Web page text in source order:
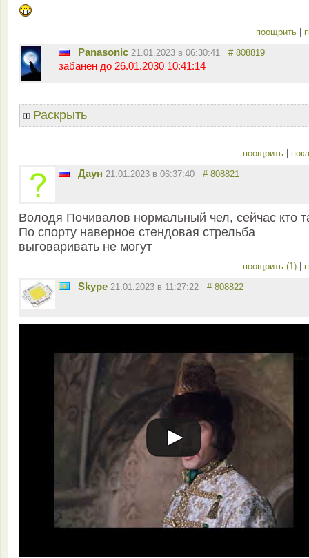
поощрить
Panasonic 21.01.2023 в 06:30:41 # 808819
забанен до 26.01.2030 10:41:14
Раскрыть
поощрить
Даун 21.01.2023 в 06:37:40 # 808821
Володя Почивалов нормальный чел, сейчас кто
По спорту наверное стендовая стрельба
выговаривать не могут
поощрить (1)
Skype 21.01.2023 в 11:27:22 # 808822